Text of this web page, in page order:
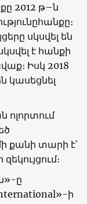
2012 թ–ն
սկսվել են
է հանքի
Իսկ 2018
կասեցնել
ոլորտում
քանի տարի է՝
ը
ի